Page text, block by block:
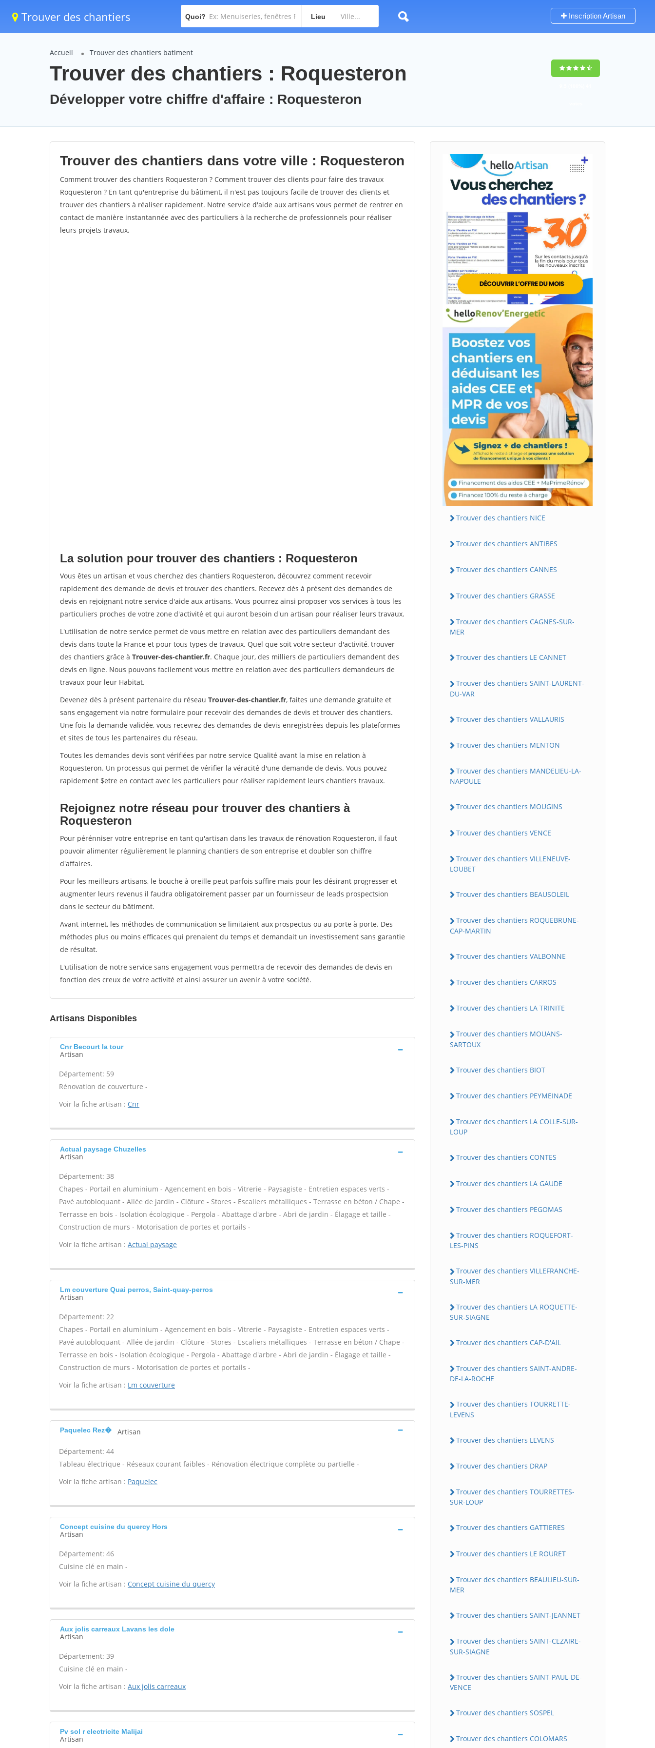
Trouver des chantiers Quoi? Lieu Inscription Artisan
Accueil Trouver des chantiers batiment
Trouver des chantiers : Roquesteron
Développer votre chiffre d'affaire : Roquesteron
Trouver des chantiers dans votre ville : Roquesteron
Comment trouver des chantiers Roquesteron ? Comment trouver des clients pour faire des travaux
Roquesteron ? En tant qu'entreprise du bâtiment, il n'est pas toujours facile de trouver des clients et
trouver des chantiers à réaliser rapidement. Notre service d'aide aux artisans vous permet de rentrer en
contact de manière instantannée avec des particuliers à la recherche de professionnels pour réaliser
leurs projets travaux.
La solution pour trouver des chantiers : Roquesteron
Vous êtes un artisan et vous cherchez des chantiers Roquesteron, découvrez comment recevoir
rapidement des demande de devis et trouver des chantiers. Recevez dès à présent des demandes de
devis en rejoignant notre service d'aide aux artisans. Vous pourrez ainsi proposer vos services à tous les
particuliers proches de votre zone d'activité et qui auront besoin d'un artisan pour réaliser leurs travaux.
L'utilisation de notre service permet de vous mettre en relation avec des particuliers demandant des
devis dans toute la France et pour tous types de travaux. Quel que soit votre secteur d'activité, trouver
des chantiers grâce à Trouver-des-chantier.fr. Chaque jour, des milliers de particuliers demandent des
devis en ligne. Nous pouvons facilement vous mettre en relation avec des particuliers demandeurs de
travaux pour leur Habitat.
Devenez dès à présent partenaire du réseau Trouver-des-chantier.fr, faites une demande gratuite et
sans engagement via notre formulaire pour recevoir des demandes de devis et trouver des chantiers.
Une fois la demande validée, vous recevrez des demandes de devis enregistrées depuis les plateformes
et sites de tous les partenaires du réseau.
Toutes les demandes devis sont vérifiées par notre service Qualité avant la mise en relation à
Roquesteron. Un processus qui permet de vérifier la véracité d'une demande de devis. Vous pouvez
rapidement $etre en contact avec les particuliers pour réaliser rapidement leurs chantiers travaux.
Rejoignez notre réseau pour trouver des chantiers à
Roquesteron
Pour pérénniser votre entreprise en tant qu'artisan dans les travaux de rénovation Roquesteron, il faut
pouvoir alimenter régulièrement le planning chantiers de son entreprise et doubler son chiffre
d'affaires.
Pour les meilleurs artisans, le bouche à oreille peut parfois suffire mais pour les désirant progresser et
augmenter leurs revenus il faudra obligatoirement passer par un fournisseur de leads prospectsion
dans le secteur du bâtiment.
Avant internet, les méthodes de communication se limitaient aux prospectus ou au porte à porte. Des
méthodes plus ou moins efficaces qui prenaient du temps et demandait un investissement sans garantie
de résultat.
L'utilisation de notre service sans engagement vous permettra de recevoir des demandes de devis en
fonction des creux de votre activité et ainsi assurer un avenir à votre société.
Artisans Disponibles
Cnr Becourt la tour
Artisan
Département: 59
Rénovation de couverture -
Voir la fiche artisan : Cnr
Actual paysage Chuzelles
Artisan
Département: 38
Chapes - Portail en aluminium - Agencement en bois - Vitrerie - Paysagiste - Entretien espaces verts -
Pavé autobloquant - Allée de jardin - Clôture - Stores - Escaliers métalliques - Terrasse en béton / Chape -
Terrasse en bois - Isolation écologique - Pergola - Abattage d'arbre - Abri de jardin - Élagage et taille -
Construction de murs - Motorisation de portes et portails -
Voir la fiche artisan : Actual paysage
Lm couverture Quai perros, Saint-quay-perros
Artisan
Département: 22
Chapes - Portail en aluminium - Agencement en bois - Vitrerie - Paysagiste - Entretien espaces verts -
Pavé autobloquant - Allée de jardin - Clôture - Stores - Escaliers métalliques - Terrasse en béton / Chape -
Terrasse en bois - Isolation écologique - Pergola - Abattage d'arbre - Abri de jardin - Élagage et taille -
Construction de murs - Motorisation de portes et portails -
Voir la fiche artisan : Lm couverture
Paquelec Rez� Artisan
Département: 44
Tableau électrique - Réseaux courant faibles - Rénovation électrique complète ou partielle -
Voir la fiche artisan : Paquelec
Concept cuisine du quercy Hors
Artisan
Département: 46
Cuisine clé en main -
Voir la fiche artisan : Concept cuisine du quercy
Aux jolis carreaux Lavans les dole
Artisan
Département: 39
Cuisine clé en main -
Voir la fiche artisan : Aux jolis carreaux
Pv sol r electricite Malijai
Artisan
Trouver des chantiers NICE
Trouver des chantiers ANTIBES
Trouver des chantiers CANNES
Trouver des chantiers GRASSE
Trouver des chantiers CAGNES-SUR-
MER
Trouver des chantiers LE CANNET
Trouver des chantiers SAINT-LAURENT-
DU-VAR
Trouver des chantiers VALLAURIS
Trouver des chantiers MENTON
Trouver des chantiers MANDELIEU-LA-
NAPOULE
Trouver des chantiers MOUGINS
Trouver des chantiers VENCE
Trouver des chantiers VILLENEUVE-
LOUBET
Trouver des chantiers BEAUSOLEIL
Trouver des chantiers ROQUEBRUNE-
CAP-MARTIN
Trouver des chantiers VALBONNE
Trouver des chantiers CARROS
Trouver des chantiers LA TRINITE
Trouver des chantiers MOUANS-
SARTOUX
Trouver des chantiers BIOT
Trouver des chantiers PEYMEINADE
Trouver des chantiers LA COLLE-SUR-
LOUP
Trouver des chantiers CONTES
Trouver des chantiers LA GAUDE
Trouver des chantiers PEGOMAS
Trouver des chantiers ROQUEFORT-
LES-PINS
Trouver des chantiers VILLEFRANCHE-
SUR-MER
Trouver des chantiers LA ROQUETTE-
SUR-SIAGNE
Trouver des chantiers CAP-D'AIL
Trouver des chantiers SAINT-ANDRE-
DE-LA-ROCHE
Trouver des chantiers TOURRETTE-
LEVENS
Trouver des chantiers LEVENS
Trouver des chantiers DRAP
Trouver des chantiers TOURRETTES-
SUR-LOUP
Trouver des chantiers GATTIERES
Trouver des chantiers LE ROURET
Trouver des chantiers BEAULIEU-SUR-
MER
Trouver des chantiers SAINT-JEANNET
Trouver des chantiers SAINT-CEZAIRE-
SUR-SIAGNE
Trouver des chantiers SAINT-PAUL-DE-
VENCE
Trouver des chantiers SOSPEL
Trouver des chantiers COLOMARS